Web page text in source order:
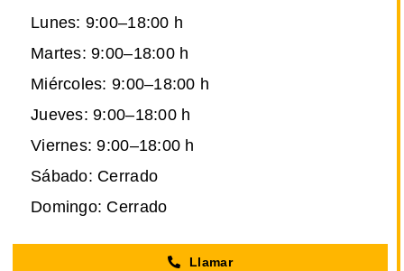
Lunes: 9:00–18:00 h
Martes: 9:00–18:00 h
Miércoles: 9:00–18:00 h
Jueves: 9:00–18:00 h
Viernes: 9:00–18:00 h
Sábado: Cerrado
Domingo: Cerrado
Llamar